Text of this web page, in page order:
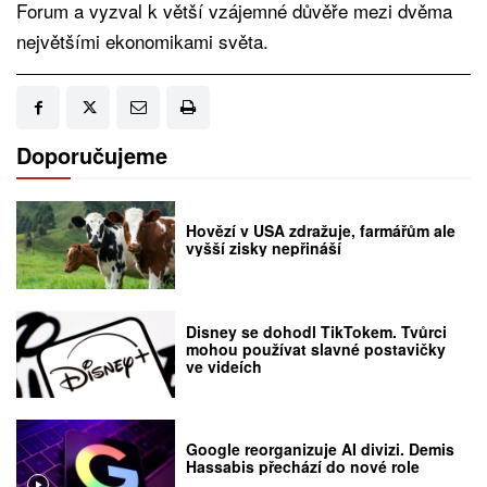
Forum a vyzval k větší vzájemné důvěře mezi dvěma
největšími ekonomikami světa.
Doporučujeme
Hovězí v USA zdražuje, farmářům ale
vyšší zisky nepřináší
Disney se dohodl TikTokem. Tvůrci
mohou používat slavné postavičky
ve videích
Google reorganizuje AI divizi. Demis
Hassabis přechází do nové role